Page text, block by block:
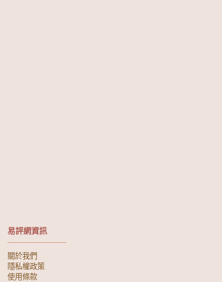
易評網資訊
關於我們
隱私權政策
使用條款